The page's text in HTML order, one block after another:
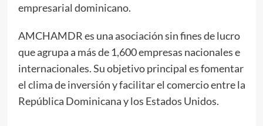
empresarial dominicano.
AMCHAMDR es una asociación sin fines de lucro
que agrupa a más de 1,600 empresas nacionales e
internacionales. Su objetivo principal es fomentar
el clima de inversión y facilitar el comercio entre la
República Dominicana y los Estados Unidos.